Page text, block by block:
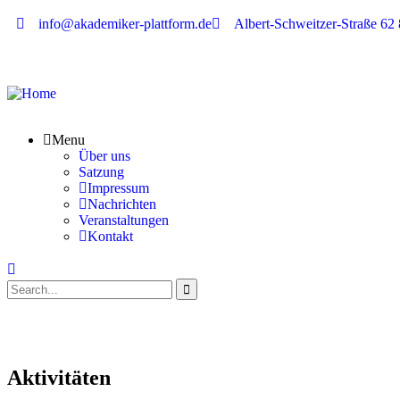
info@akademiker-plattform.de Albert-Schweitzer-Straße 62
Menu
Über uns
Satzung
Impressum
Nachrichten
Veranstaltungen
Kontakt
Aktivitäten